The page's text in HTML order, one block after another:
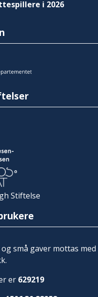
i 2026
Stiftelse
små gaver mottas med
er 629219